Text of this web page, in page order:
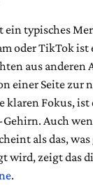
ein typisches
oder TikTok ist
aus anderen
einer Seite zur
klaren Fokus,
Auch
als das, was
wird, zeigt das
.